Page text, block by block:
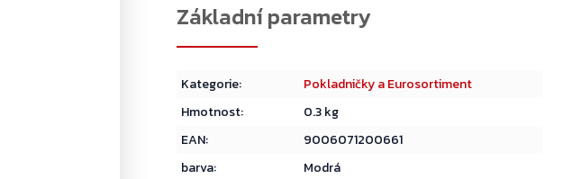
Kategorie:
Pokladničky a Eurosortiment
Hmotnost:
0.3 kg
EAN:
9006071200661
barva:
Modrá